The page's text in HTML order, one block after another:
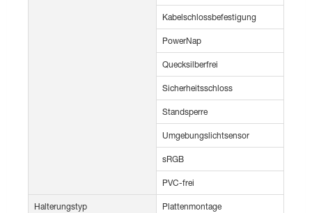
Kabelschlossbefestigung
PowerNap
Quecksilberfrei
Sicherheitsschloss
Standsperre
Umgebungslichtsensor
sRGB
PVC-frei
Halterungstyp Plattenmontage